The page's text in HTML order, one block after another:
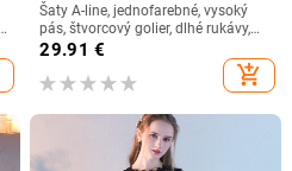
Šaty A-line, jednofarebné, vysoký
pás, štvorcový golier, dlhé rukávy,
krátka sukňa, polyester-elastanová
29.91 €
add_shopping_cart